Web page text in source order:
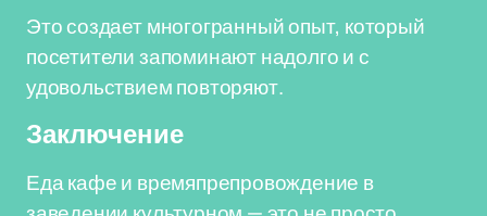
Это создает многогранный опыт, который
посетители запоминают надолго и с
удовольствием повторяют.
Заключение
Еда кафе и времяпрепровождение в